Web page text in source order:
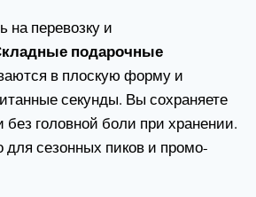
на перевозку и
подарочные
в плоскую форму и
секунды. Вы сохраняете
без головной боли при хранении.
для сезонных пиков и промо-